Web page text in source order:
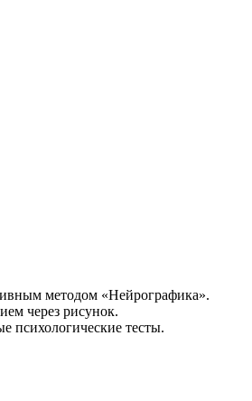
методом «Нейрографика».
через рисунок.
психологические тесты.